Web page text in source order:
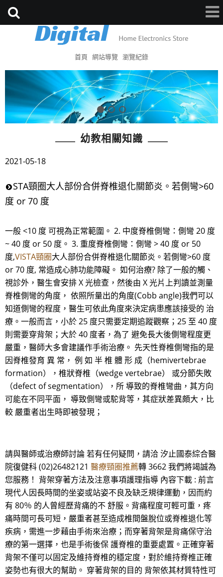
首頁 網站導覽 瀏覽紀錄
幼教相關知識
2021-05-18
STA頸圈大人部份合併脊椎退化關節炎。若側彎>60
度 or 70 度
一般 <10 度 可視為正常範圍。 2. 中度脊椎側彎：側彎 20 度
~ 40 度 or 50 度。 3. 重度脊椎側彎：側彎 > 40 度 or 50
度,VISTA頸圈大人部份合併脊椎退化關節炎。若側彎>60 度
or 70 度, 常造成心肺功能障礙。 如何治療? 除了一般的觸、
視診外，醫生會安排 X 光檢查，然後由 X 光片上判讀並測量
脊椎側彎的角度， 依照所量出的角度(Cobb angle)我們可以
知道側彎的程度，醫生可依此角度來決定病患應該接受的 治
療。一般而言，小於 25 度只需要定期追蹤觀察；25 至 40 度
則需要穿背架；大於 40 度者，為了 避免長大後側彎程度更
嚴重，醫師大多會建議作手術治療。 先天性脊椎側彎指的是
因脊椎發育 異 常， 例 如 半 椎 體 形 成（hemivertebrae
formation），椎狀脊椎（wedge vertebrae） 或分節失敗
（defect of segmentation），所 導致的脊椎彎曲，其方向
可能在不同平面， 導致側彎或駝背等，其症狀差異頗大，比
較 嚴重者出生時即被發現；
請與醫師或治療師討論 若有任何疑問，請洽 汐止國泰綜合醫
院復健科 (02)26482121 醫療頸圈推薦轉 3662 我們將竭誠為
您服務！ 背架穿著方法及注意事項護理指導 內容下載 : 前言
現代人因長時間的坐姿或站姿不良及缺乏規律運動，因而約
有 80％ 的人曾經歷背痛的不 舒服。背痛程度可輕可重，疼
痛時間可長可短，嚴重者甚至造成椎間盤脫位或脊椎退化等
疾病，需進一步藉由手術來治療；而穿著背架是背痛保守治
療的第一選擇，也是手術後保 護脊椎的重要處置。正確穿著
背架不僅可以固定及維持脊椎的穩定度，對於維持脊椎正確
姿勢也有很大的幫助。 穿著背架的目的 背架依其材質特性可